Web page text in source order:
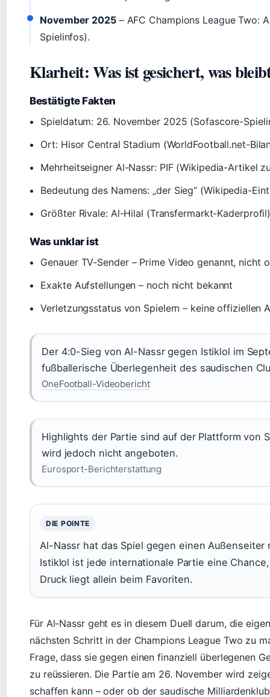
November 2025– AFC Champions League Two:
Spielinfos).
Klarheit: Was ist gesichert, was
Bestätigte Fakten
Spieldatum: 26. November 2025 (Sofascore-
Ort: Hisor Central Stadium (WorldFootball.net-
Mehrheitseigner Al-Nassr: PIF (Wikipedia-Artikel
Bedeutung des Namens: „der Sieg“ (Wikipedia-
Größter Rivale: Al-Hilal (Transfermarkt-
Was unklar ist
Genauer TV-Sender – Prime Video genannt,
Exakte Aufstellungen – noch nicht bekannt
Verletzungsstatus von Spielern – keine offiziellen
Der 4:0-Sieg von Al-Nassr gegen Istiklol im
fußballerische Überlegenheit des saudischen
OneFootball-Videobericht
Highlights der Partie sind auf der Plattform von
wird jedoch nicht angeboten.
Eurosport-Berichterstattung
DIE POINTE
Al-Nassr hat das Spiel gegen einen
Istiklol ist jede internationale Partie eine
Druck liegt allein beim Favoriten.
Für Al-Nassr geht es in diesem Duell darum, die
nächsten Schritt in der Champions League Two zu
Frage, dass sie gegen einen finanziell überlegenen
zu reüssieren. Die Partie am 26. November wird
schaffen kann – oder ob der saudische